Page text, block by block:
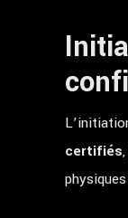
certifiés